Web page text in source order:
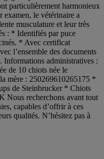
particulièrement harmonieux
examen, le vétérinaire a
musculature et leur très
: * Identifiés par puce
* Avec certificat
l’ensemble des documents
administratives :
de 10 chiots née le
mère : 250269610265175 *
de Steinbrucker * Chiots
Nous recherchons avant tout
capables d’offrir à ces
qualités. N’hésitez pas à